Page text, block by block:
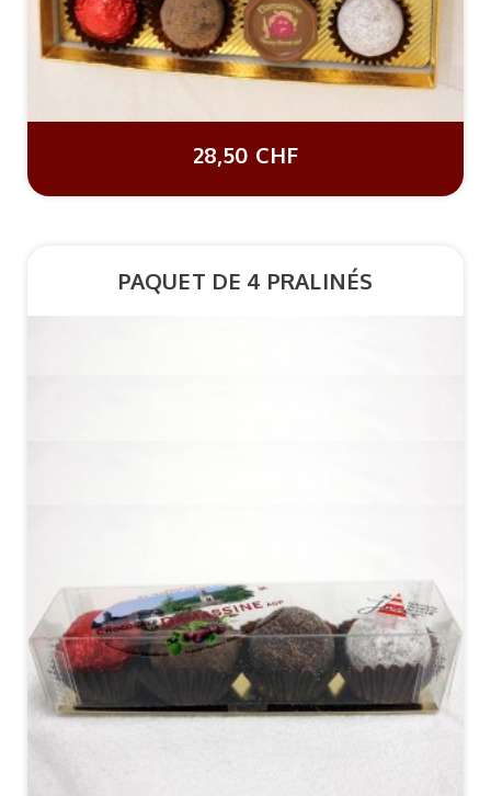
28,50 CHF
PAQUET DE 4 PRALINÉS